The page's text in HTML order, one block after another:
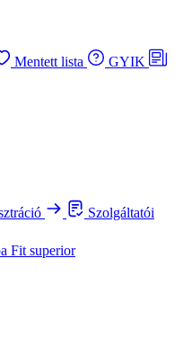
Mentett lista
GYIK
Szolgáltatói
Fit superior